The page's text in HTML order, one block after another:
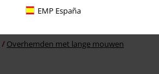
EMP España
Overhemden met lange mouwen